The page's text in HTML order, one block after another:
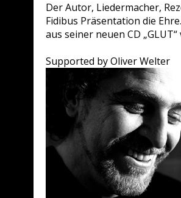
Der Autor, Liedermacher,
Fidibus Präsentation die
aus seiner neuen CD „GLUT“
Supported by Oliver Welter